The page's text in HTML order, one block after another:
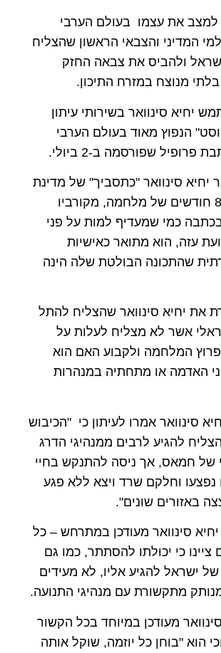
למצב את עצמו בעולם הערבי
המדיני והצבאי הראשון שהצליח
ולהביס את צבאה החזק
מנוצח במזרח התיכון.
יחיא סינוואר בשירותי עיתון
הנפוץ מאוד בעולם הערבי
פרופיל שפורסמה ב-2 ביולי.
יחיא סינוואר "כתסביך" של מדינת
ישראל אחרי 8 חודשים של מלחמה, מקורביו
בכתבה כמי שמעדיף למות על פני
עזה, הוא מתואר כאישיות
שהתכונה הבולטת שלה הינה
את יחיא סינוואר שהצליח להתל
אשר לא מצליח לעלות על
פרוץ המלחמה ולקבוע האם הוא
האדמה או מתחתיה במנהרות
סינוואר אמרו לעיתון כי "הכיבוש
להגיע לרבים ממנהיגי הדרג
של חמאס, אך ניסה להתנקש בחיי
וחלקם שרד ויצא ללא פגע
באזורים שונים".
יחיא סינוואר מעודכן במתרחש – כל
ציינו כי יכולתו להסתתר, כמו גם
ישראל להגיע אליו, לא מעידים
מתקשורת עם מנהיגי התנועה.
מעודכן במיוחד בכל הקשור
הוא "בוחן כל יוזמה, שוקל אותה